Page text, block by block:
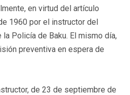
en virtud del artículo
1960 por el instructor del
la Policía de Baku. El mismo día,
preventiva en espera de
de 23 de septiembre de